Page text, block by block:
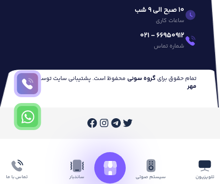
10 صبح الی 9 شب
ساعات کاری
66950912 - 021
شماره تماس
تمام حقوق برای گروه سونی محفوظ است. پشتیبانی سایت توسط وب
مهر
تلویزیون سیستم صوتی ساندبار تماس با ما